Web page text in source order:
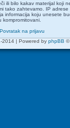
bilo kakav materijal koji
zahtevamo. IP
koju unesete
Povratak na prijavu
2014 | Powered by phpBB ©